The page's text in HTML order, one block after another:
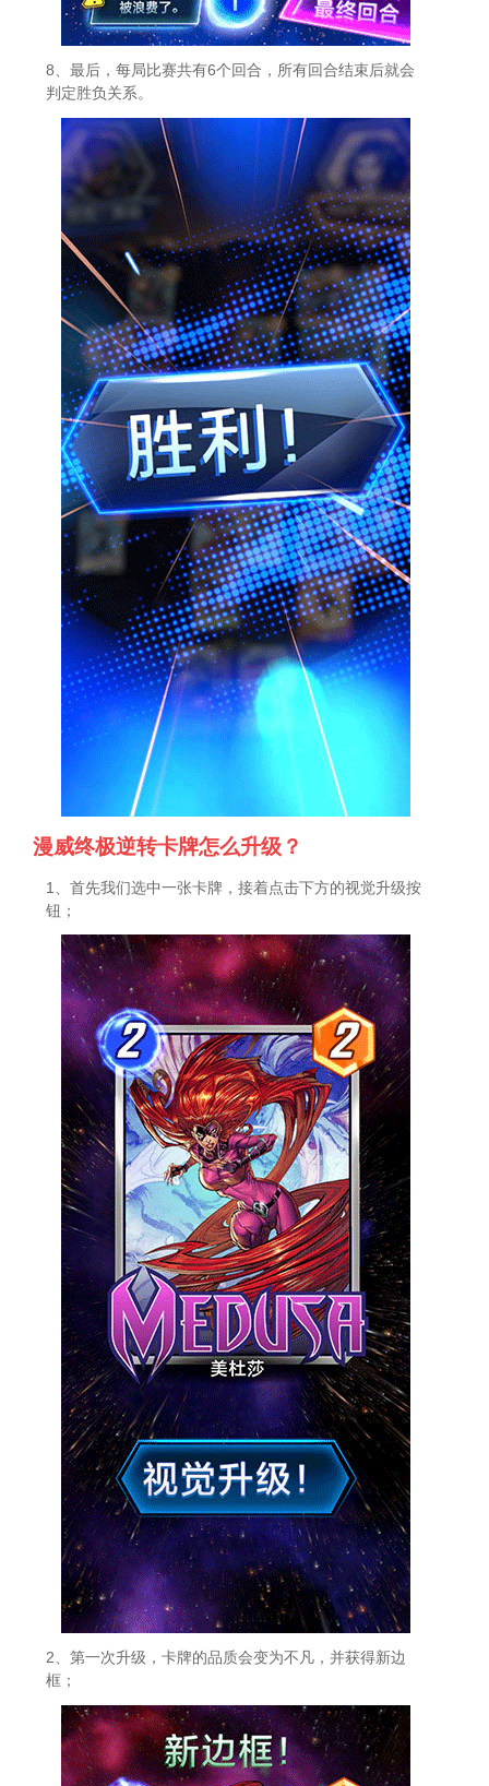
8、最后，每局比赛共有6个回合，所有回合结束后就会
判定胜负关系。
漫威终极逆转卡牌怎么升级？
1、首先我们选中一张卡牌，接着点击下方的视觉升级按
钮；
2、第一次升级，卡牌的品质会变为不凡，并获得新边
框；